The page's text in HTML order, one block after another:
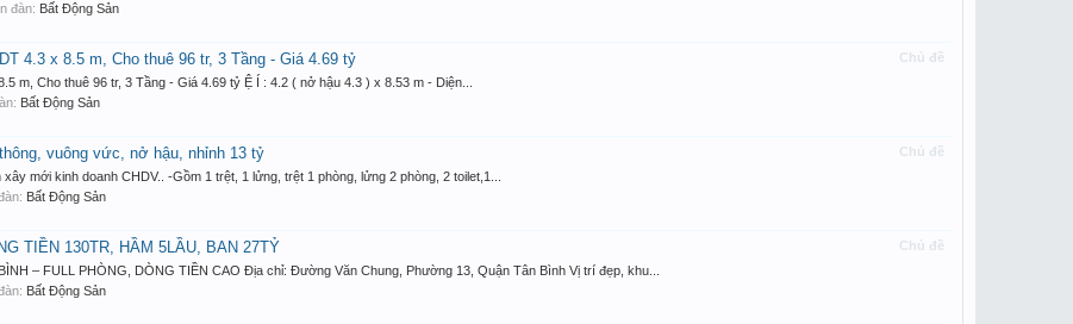
đàn: Bất Động Sản
Chủ đề
4.3 x 8.5 m, Cho thuê 96 tr, 3 Tầng - Giá 4.69 tỷ
m, Cho thuê 96 tr, 3 Tầng - Giá 4.69 tỷ Ệ Í : 4.2 ( nở hậu 4.3 ) x 8.53 m - Diện...
Bất Động Sản
Chủ đề
vuông vức, nở hậu, nhỉnh 13 tỷ
mới kinh doanh CHDV.. -Gồm 1 trệt, 1 lửng, trệt 1 phòng, lửng 2 phòng, 2 toilet,1...
Bất Động Sản
Chủ đề
TIỀN 130TR, HẦM 5LẦU, BAN 27TỶ
– FULL PHÒNG, DÒNG TIỀN CAO Địa chỉ: Đường Văn Chung, Phường 13, Quận Tân Bình Vị trí đẹp, khu...
Bất Động Sản